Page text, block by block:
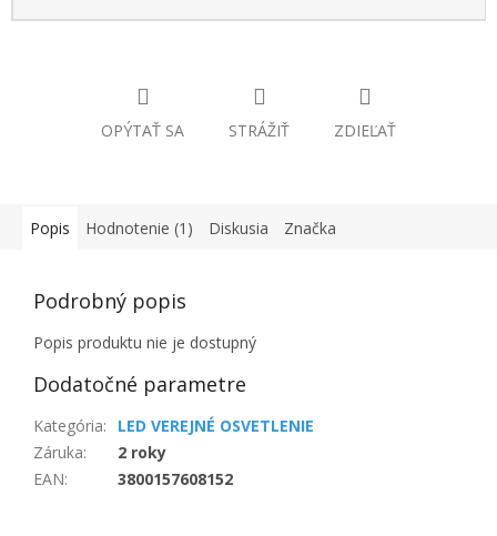
OPÝTAŤ SA STRÁŽIŤ ZDIEĽAŤ
Popis Hodnotenie (1) Diskusia Značka
Podrobný popis
Popis produktu nie je dostupný
Dodatočné parametre
Kategória:
LED VEREJNÉ OSVETLENIE
Záruka:
2 roky
EAN: 3800157608152